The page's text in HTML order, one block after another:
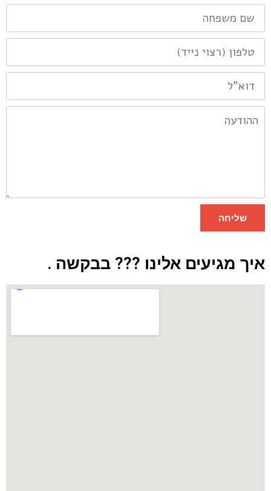
שם
משפחה
טלפון
(רצוי
נייד)
דוא"ל
ההודעה
שליחה
איך מגיעים אלינו ??? בבקשה .